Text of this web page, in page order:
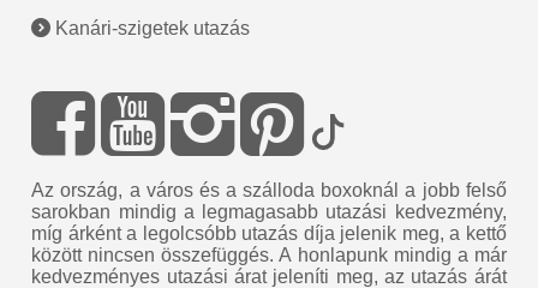
Kanári-szigetek utazás
Az ország, a város és a szálloda boxoknál a jobb felső
sarokban mindig a legmagasabb utazási kedvezmény,
míg árként a legolcsóbb utazás díja jelenik meg, a kettő
között nincsen összefüggés. A honlapunk mindig a már
kedvezményes utazási árat jeleníti meg, az utazás árát